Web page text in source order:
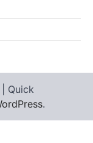
| Quick
.